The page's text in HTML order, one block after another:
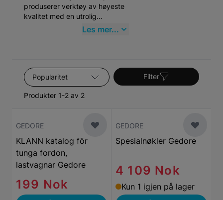
produserer verktøy av høyeste
kvalitet med en utrolig
holdbarhet. Gedore har både
design.
Les mer...
Sorter etter
Produkter 1-2 av 2
Filter
GEDORE
KLANN katalog för
tunga fordon,
lastvagnar Gedore
199 Nok
GEDORE
Spesialnøkler Gedore
4 109 Nok
Kun 1 igjen på lager